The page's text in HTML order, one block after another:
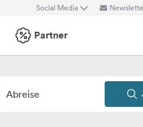
Social Media
Partner
Abreise